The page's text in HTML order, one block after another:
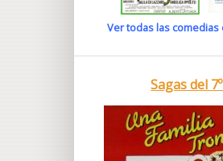
Ver todas las
Sagas del